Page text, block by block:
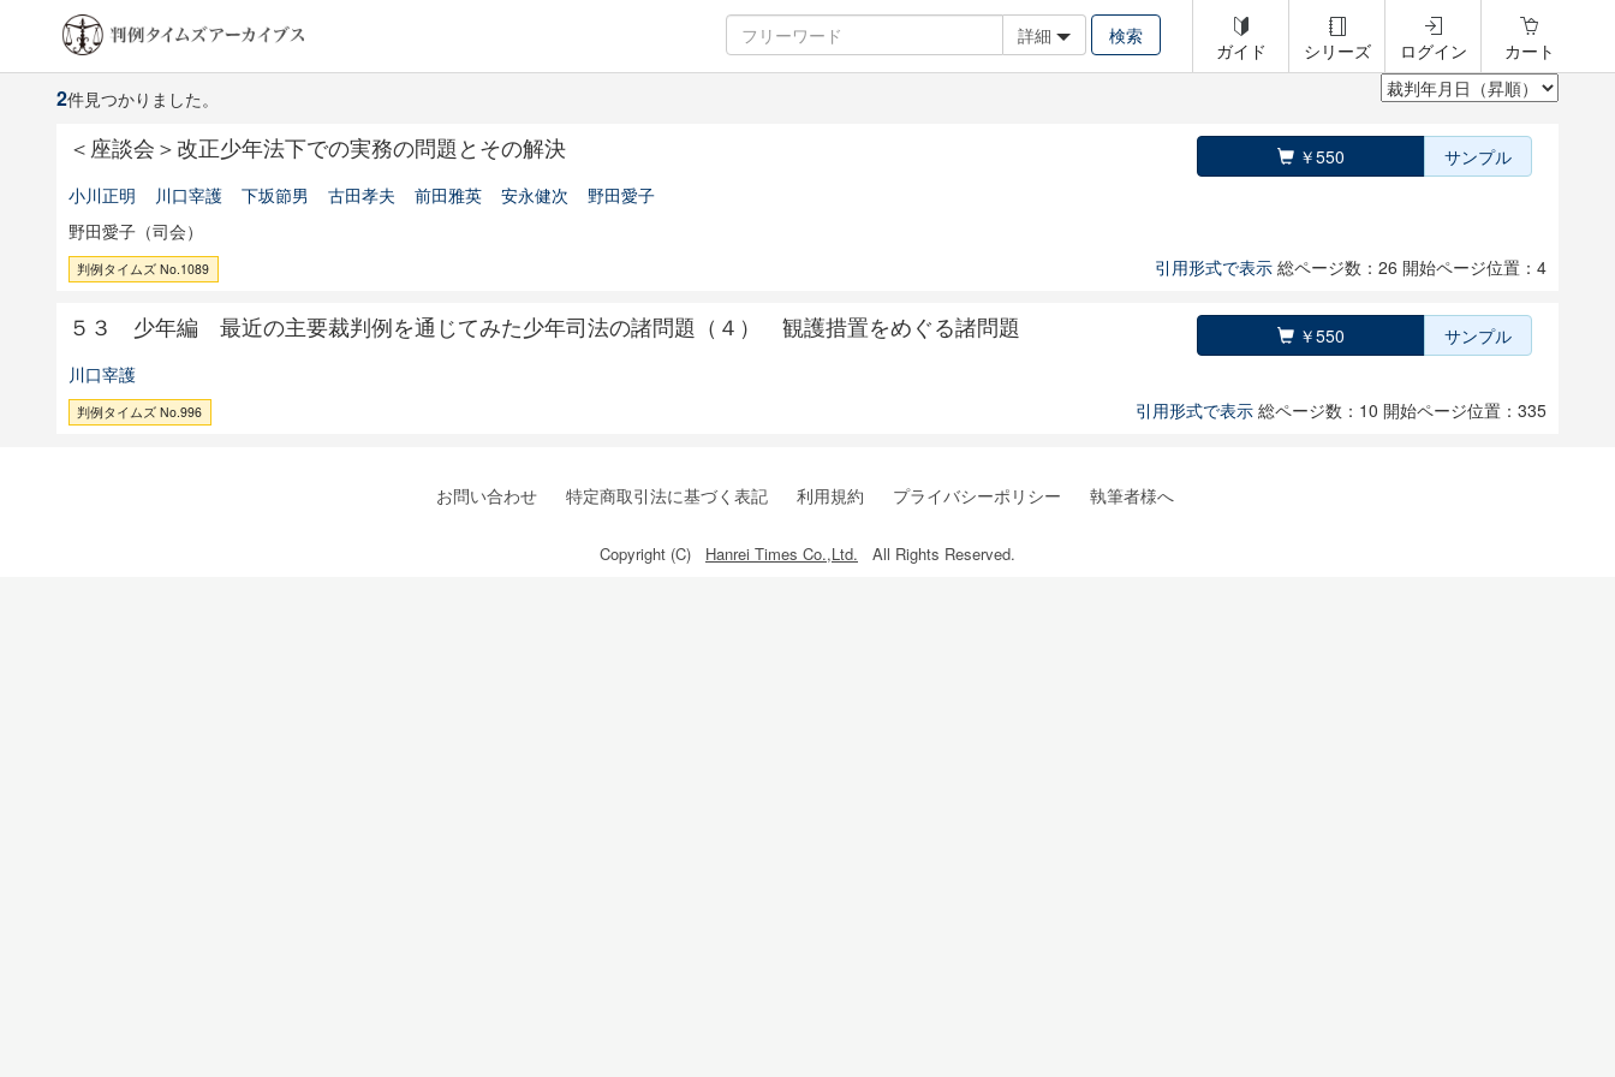
詳細
ガイド シリーズ ログイン カート
2件見つかりました。
＜座談会＞改正少年法下での実務の問題とその解決 ￥550
サンプル
小川正明
川口宰護 下坂節男 古田孝夫 前田雅英 安永健次
野田愛子
野田愛子（司会）
判例タイムズ No.1089 引用形式で表示 総ページ数：26 開始ページ位置：4
５３ 少年編 最近の主要裁判例を通じてみた少年司法の諸問題（４） 観護措置をめぐる諸問題 ￥550
サンプル
川口宰護
判例タイムズ No.996 引用形式で表示 総ページ数：10 開始ページ位置：335
お問い合わせ 特定商取引法に基づく表記 利用規約 プライバシーポリシー 執筆者様へ
Copyright (C) Hanrei Times Co.,Ltd. All Rights Reserved.